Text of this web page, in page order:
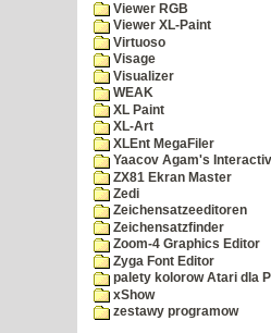
Viewer RGB
Viewer XL-Paint
Virtuoso
Visage
Visualizer
WEAK
XL Paint
XL-Art
XLEnt MegaFiler
Yaacov Agam's
ZX81 Ekran Master
Zedi
Zeichensatzeeditoren
Zeichensatzfinder
Zoom-4 Graphics Editor
Zyga Font Editor
palety kolorow Atari dla
xShow
zestawy programow